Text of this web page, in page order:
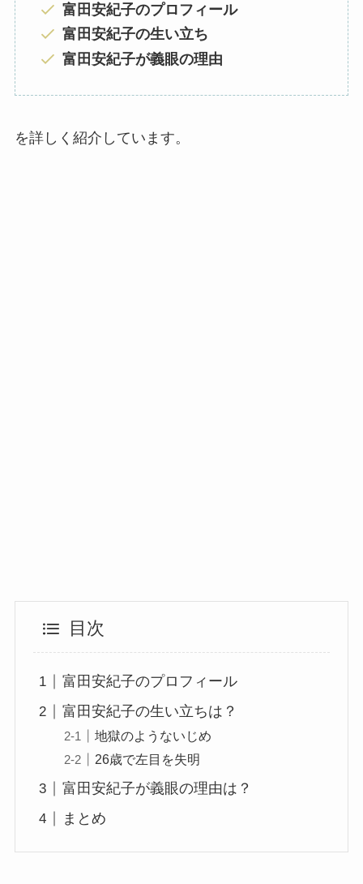
富田安紀子のプロフィール
富田安紀子の生い立ち
富田安紀子が義眼の理由
を詳しく紹介しています。
目次
富田安紀子のプロフィール
富田安紀子の生い立ちは？
地獄のようないじめ
26歳で左目を失明
富田安紀子が義眼の理由は？
まとめ